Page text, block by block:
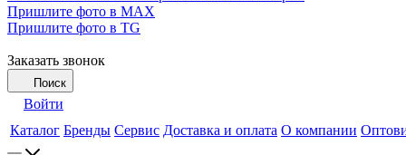
Пришлите фото в MAX
Пришлите фото в TG
Заказать звонок
Поиск
Войти
Каталог Бренды Сервис Доставка и оплата О компании